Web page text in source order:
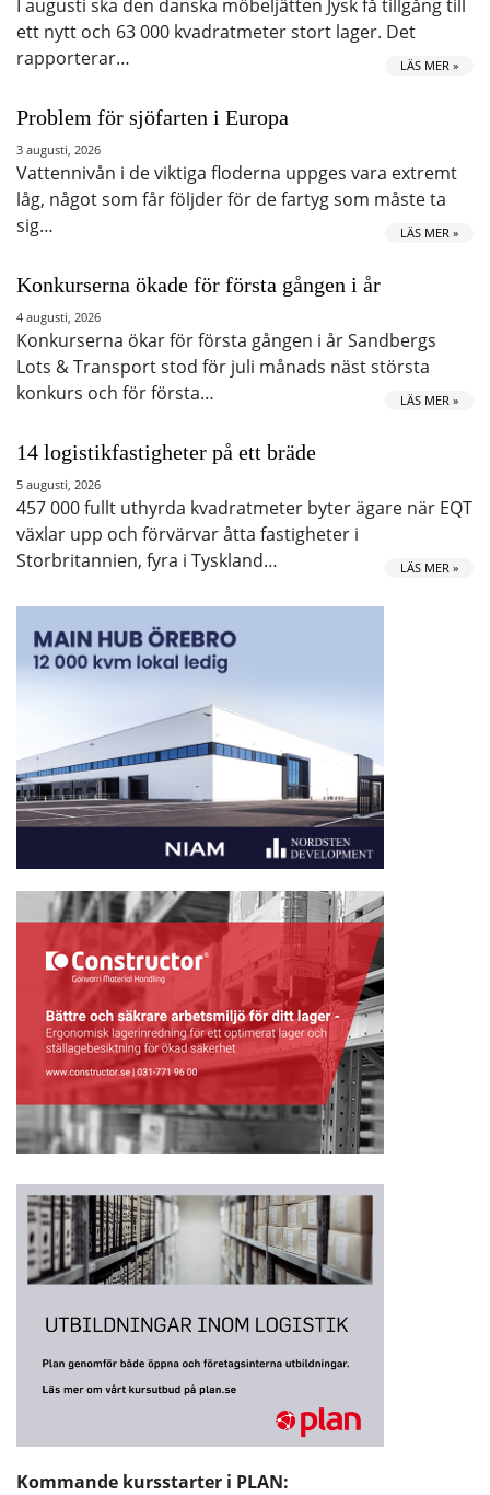
I augusti ska den danska möbeljätten Jysk få tillgång till
ett nytt och 63 000 kvadratmeter stort lager. Det
rapporterar…
LÄS MER »
Problem för sjöfarten i Europa
3 augusti, 2026
Vattennivån i de viktiga floderna uppges vara extremt
låg, något som får följder för de fartyg som måste ta
sig…
LÄS MER »
Konkurserna ökade för första gången i år
4 augusti, 2026
Konkurserna ökar för första gången i år Sandbergs
Lots & Transport stod för juli månads näst största
konkurs och för första…
LÄS MER »
14 logistikfastigheter på ett bräde
5 augusti, 2026
457 000 fullt uthyrda kvadratmeter byter ägare när EQT
växlar upp och förvärvar åtta fastigheter i
Storbritannien, fyra i Tyskland…
LÄS MER »
Kommande kursstarter i PLAN: